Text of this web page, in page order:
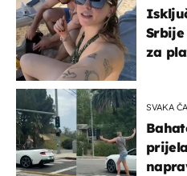
za
SVAKA